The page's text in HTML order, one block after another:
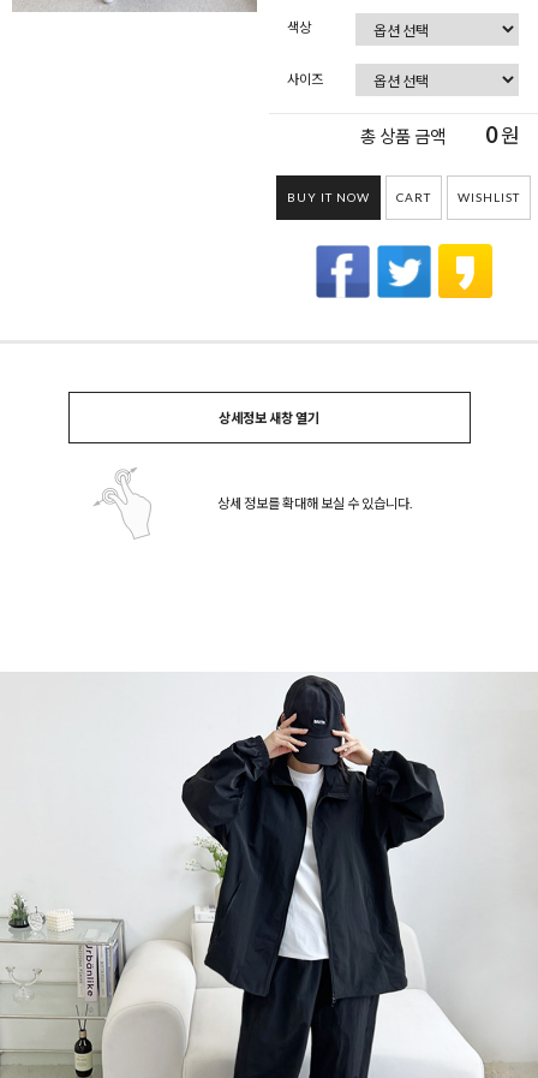
색상
사이즈
총 상품 금액 0원
BUY IT NOW CART WISHLIST
상세정보 새창 열기
상세 정보를 확대해 보실 수 있습니다.